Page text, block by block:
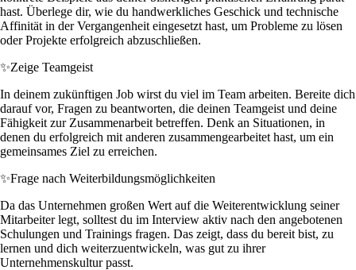
hast. Überlege dir, wie du handwerkliches Geschick und technische
Affinität in der Vergangenheit eingesetzt hast, um Probleme zu lösen
oder Projekte erfolgreich abzuschließen.
✨Zeige Teamgeist
In deinem zukünftigen Job wirst du viel im Team arbeiten. Bereite dich
darauf vor, Fragen zu beantworten, die deinen Teamgeist und deine
Fähigkeit zur Zusammenarbeit betreffen. Denk an Situationen, in
denen du erfolgreich mit anderen zusammengearbeitet hast, um ein
gemeinsames Ziel zu erreichen.
✨Frage nach Weiterbildungsmöglichkeiten
Da das Unternehmen großen Wert auf die Weiterentwicklung seiner
Mitarbeiter legt, solltest du im Interview aktiv nach den angebotenen
Schulungen und Trainings fragen. Das zeigt, dass du bereit bist, zu
lernen und dich weiterzuentwickeln, was gut zu ihrer
Unternehmenskultur passt.